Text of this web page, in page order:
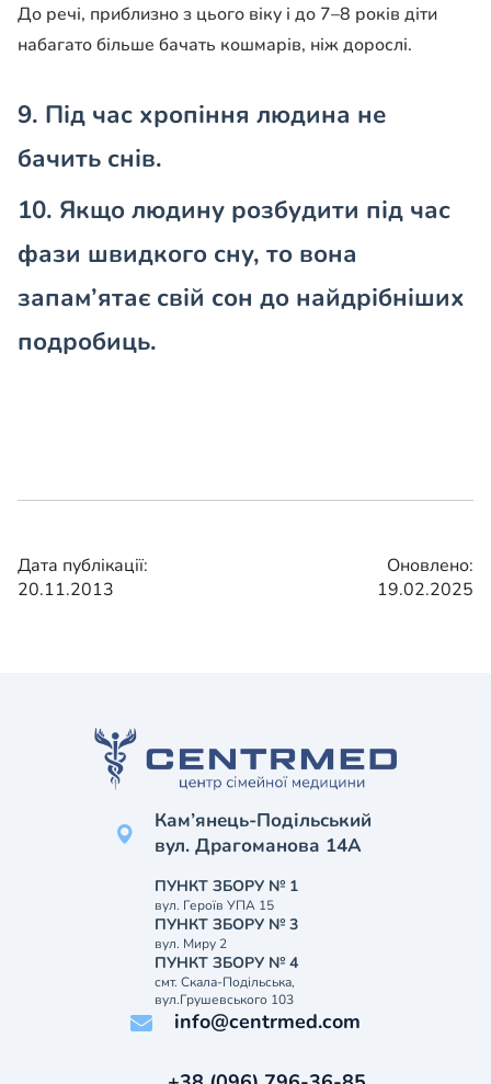
До речі, приблизно з цього віку і до 7–8 років діти
набагато більше бачать кошмарів, ніж дорослі.
9. Під час хропіння людина не
бачить снів.
10. Якщо людину розбудити під час
фази швидкого сну, то вона
запам’ятає свій сон до найдрібніших
подробиць.
Дата публікації:
20.11.2013
Оновлено:
19.02.2025
Кам’янець-Подільський
вул. Драгоманова 14А
ПУНКТ ЗБОРУ № 1
вул. Героїв УПА 15
ПУНКТ ЗБОРУ № 3
вул. Миру 2
ПУНКТ ЗБОРУ № 4
смт. Скала-Подільська,
вул.Грушевського 103
info@centrmed.com